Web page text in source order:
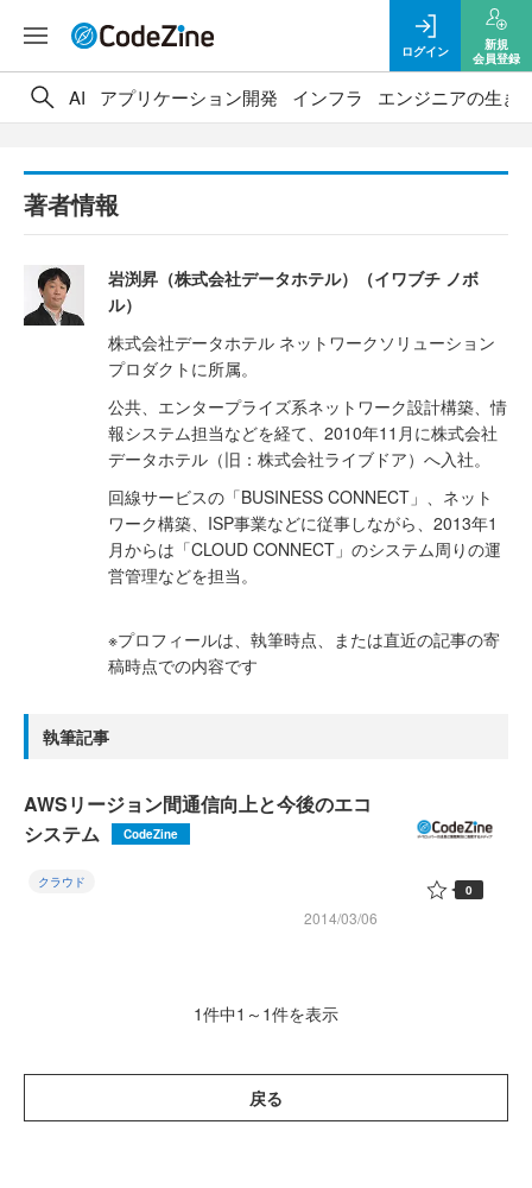
ログイン
新規
会員登録
AI アプリケーション開発 インフラ エンジニアの生き
著者情報
岩渕昇（株式会社データホテル）（イワブチ ノボ
ル）
株式会社データホテル ネットワークソリューション
プロダクトに所属。
公共、エンタープライズ系ネットワーク設計構築、情
報システム担当などを経て、2010年11月に株式会社
データホテル（旧：株式会社ライブドア）へ入社。
回線サービスの「BUSINESS CONNECT」、ネット
ワーク構築、ISP事業などに従事しながら、2013年1
月からは「CLOUD CONNECT」のシステム周りの運
営管理などを担当。
※プロフィールは、執筆時点、または直近の記事の寄
稿時点での内容です
執筆記事
AWSリージョン間通信向上と今後のエコ
システム
CodeZine
クラウド
2014/03/06
0
1件中1～1件を表示
戻る